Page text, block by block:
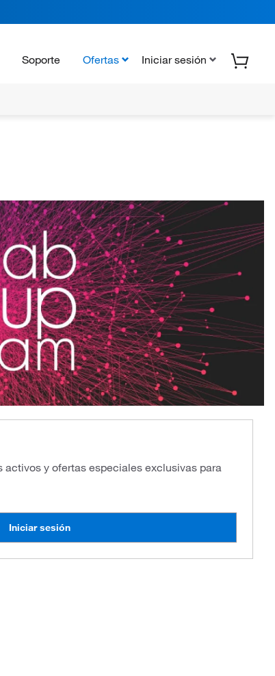
Soporte Ofertas Iniciar sesión
activos y ofertas especiales exclusivas para
Iniciar sesión